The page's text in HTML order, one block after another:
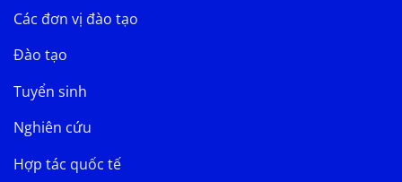
Các đơn vị đào tạo
Đào tạo
Tuyển sinh
Nghiên cứu
Hợp tác quốc tế